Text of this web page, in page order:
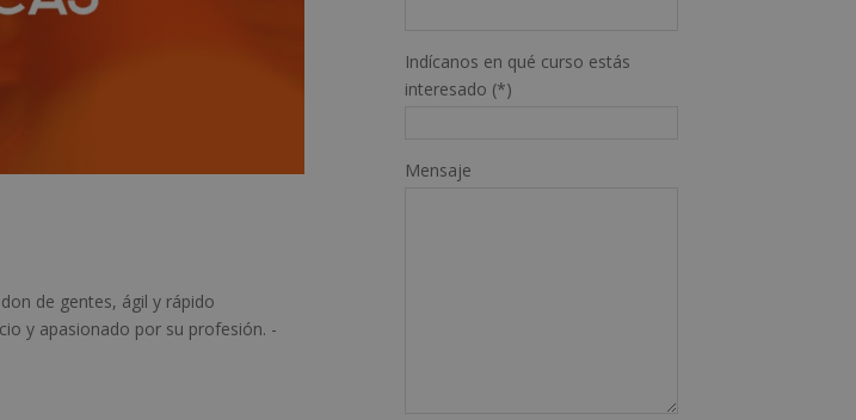
de gentes, ágil y rápido
y apasionado por su profesión. -
Indícanos en qué curso estás
interesado (*)
Mensaje